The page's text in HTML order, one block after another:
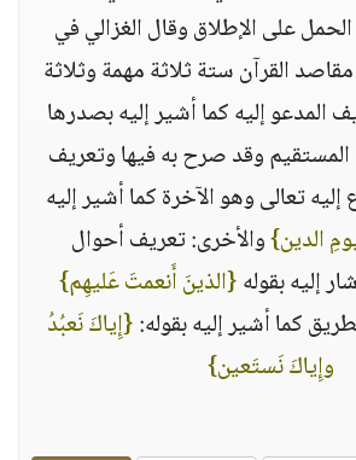
على الإطلاق وقال الغزالي في
القرآن ستة ثلاثة مهمة وثلاثة
المدعو إليه كما أشير إليه بصدرها
وقد صرح به فيها وتعريف
تعالى وهو الآخرة كما أشير إليه
الدين‏}‏ والأخرى‏:‏ تعريف أحوال
إليه بقوله {‏الذينَ أَنعمتَ عَليهِم‏}
كما أشير إليه بقوله‏:‏ {‏إِياكَ نَعبُدُ
وإِياكَ نَستَعين‏}